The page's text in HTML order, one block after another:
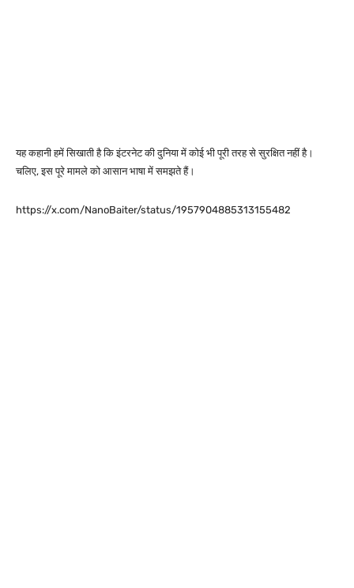
यह कहानी हमें सिखाती है कि इंटरनेट की दुनिया में कोई भी पूरी तरह से सुरक्षित नहीं है।
चलिए, इस पूरे मामले को आसान भाषा में समझते हैं।
https://x.com/NanoBaiter/status/1957904885313155482